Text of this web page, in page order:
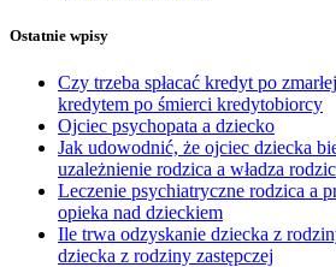
Ostatnie wpisy
Czy trzeba spłacać kredyt po
kredytem po śmierci kredytobiorcy
Ojciec psychopata a dziecko
Jak udowodnić, że ojciec dziecka
uzależnienie rodzica a władza
Leczenie psychiatryczne rodzica a
opieka nad dzieckiem
Ile trwa odzyskanie dziecka z
dziecka z rodziny zastępczej